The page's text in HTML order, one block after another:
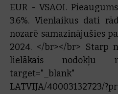
EUR - VSAOI.
3.6%. Vienlaikus dati
nozarē samazinājušies
2024. </br></br> Starp
lielākais nodokļu
target="_blank"
LATVIJA/40003132723/